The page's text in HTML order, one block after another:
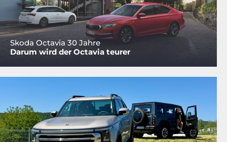
Skoda Octavia 30 Jahre
Darum wird der Octavia teurer